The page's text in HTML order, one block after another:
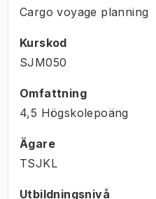
Cargo voyage planning
Kurskod
SJM050
Omfattning
4,5 Högskolepoäng
Ägare
TSJKL
Utbildningsnivå